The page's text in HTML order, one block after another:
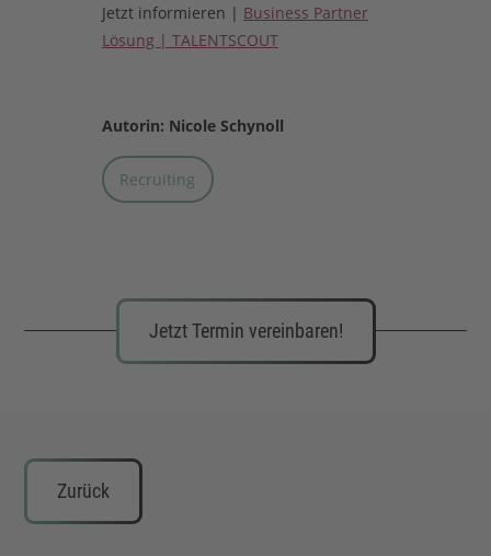
Jetzt informieren | Business Partner
Lösung | TALENTSCOUT
Autorin: Nicole Schynoll
Recruiting
Jetzt Termin vereinbaren!
Zurück